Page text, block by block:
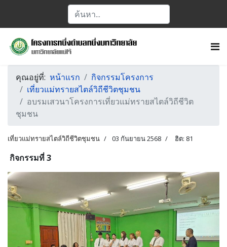
คุณอยู่ที่: หน้าแรก
กิจกรรมโครงการ
เที่ยวแม่ทรายสไตล์วิถีชีวิตชุมชน
อบรมเสวนาโครงการเที่ยวแม่ทรายสไตล์วิถีชีวิต
ชุมชน
เที่ยวแม่ทรายสไตล์วิถีชีวิตชุมชน 03 กันยายน 2568 ฮิต: 81
กิจกรรมที่ 3